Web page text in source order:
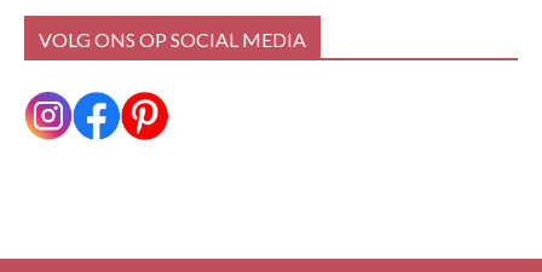
VOLG ONS OP SOCIAL MEDIA